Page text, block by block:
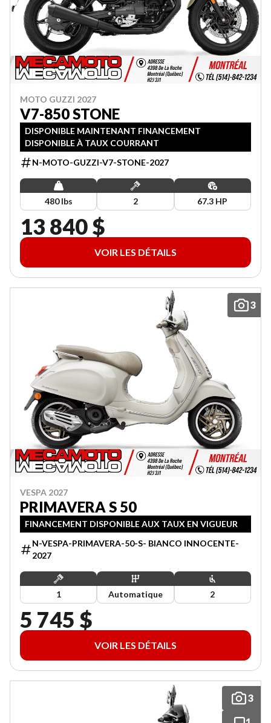
MOTO GUZZI 2027
V7-850 STONE
DISPONIBLE MAINTENANT FINANCEMENT
DISPONIBLE À TAUX COURRANT
N-MOTO-GUZZI-V7-STONE-2027
480 lbs 2 67.3 HP
13 840 $
VOIR LES DÉTAILS
3
VESPA 2027
PRIMAVERA S 50
FINANCEMENT DISPONIBLE AUX TAUX EN VIGUEUR
N-VESPA-PRIMAVERA-50-S- BIANCO INNOCENTE-
2027
1 Automatique 2
5 745 $
VOIR LES DÉTAILS
3